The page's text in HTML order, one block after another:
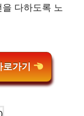
다하도록 노
로가기